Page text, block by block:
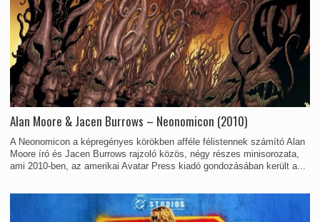
Alan Moore & Jacen Burrows – Neonomicon (2010)
A Neonomicon a képregényes körökben afféle félistennek számító Alan
Moore író és Jacen Burrows rajzoló közös, négy részes minisorozata,
ami 2010-ben, az amerikai Avatar Press kiadó gondozásában került a...